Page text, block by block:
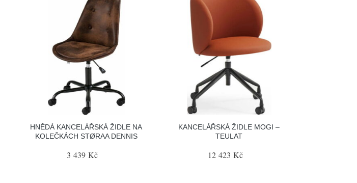
HNĚDÁ KANCELÁŘSKÁ ŽIDLE NA
KOLEČKÁCH STØRAA DENNIS
3 439 Kč
KANCELÁŘSKÁ ŽIDLE MOGI –
TEULAT
12 423 Kč